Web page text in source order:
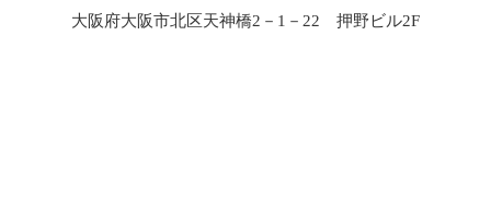
大阪府大阪市北区天神橋2－1－22 押野ビル2F